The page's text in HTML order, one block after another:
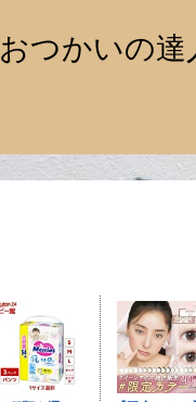
おつかいの